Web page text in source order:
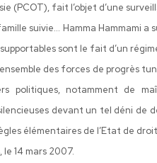
(PCOT), fait l’objet d’une
suivie… Hamma Hammami a
sont le fait d’un
des forces de progrès
politiques, notamment de
devant un tel déni de
élémentaires de l’Etat de
le 14 mars 2007.